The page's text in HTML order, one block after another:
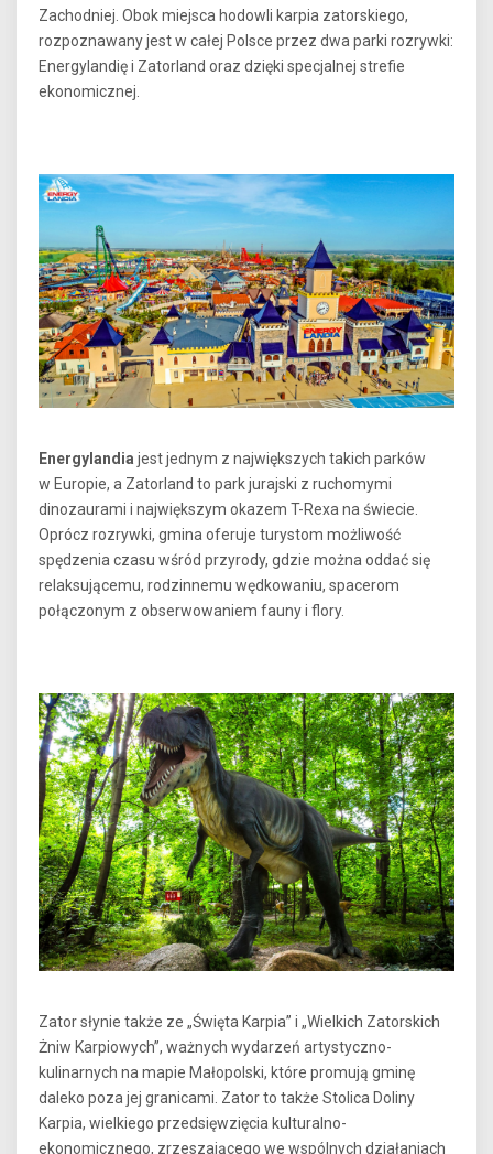
Zachodniej. Obok miejsca hodowli karpia zatorskiego,
rozpoznawany jest w całej Polsce przez dwa parki rozrywki:
Energylandię i Zatorland oraz dzięki specjalnej strefie
ekonomicznej.
Energylandia jest jednym z największych takich parków
w Europie, a Zatorland to park jurajski z ruchomymi
dinozaurami i największym okazem T-Rexa na świecie.
Oprócz rozrywki, gmina oferuje turystom możliwość
spędzenia czasu wśród przyrody, gdzie można oddać się
relaksującemu, rodzinnemu wędkowaniu, spacerom
połączonym z obserwowaniem fauny i flory.
Zator słynie także ze „Święta Karpia” i „Wielkich Zatorskich
Żniw Karpiowych”, ważnych wydarzeń artystyczno-
kulinarnych na mapie Małopolski, które promują gminę
daleko poza jej granicami. Zator to także Stolica Doliny
Karpia, wielkiego przedsięwzięcia kulturalno-
ekonomicznego, zrzeszającego we wspólnych działaniach